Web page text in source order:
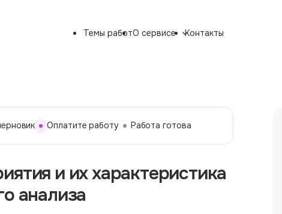
Темы работО сервисе Контакты
Оплатите работу Работа готова
и их характеристика
анализа